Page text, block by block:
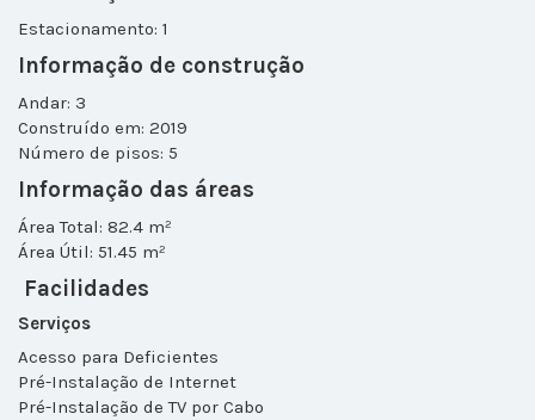
Estacionamento: 1
Informação de construção
Andar: 3
Construído em: 2019
Número de pisos: 5
Informação das áreas
Área Total: 82.4 m²
Área Útil: 51.45 m²
Facilidades
Serviços
Acesso para Deficientes
Pré-Instalação de Internet
Pré-Instalação de TV por Cabo